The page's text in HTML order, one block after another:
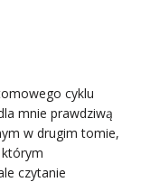
cyklu
mnie prawdziwą
w drugim tomie,
czytanie